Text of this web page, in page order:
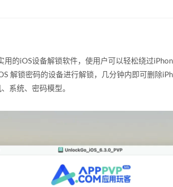
用的iOS设备解锁软件，使用户可以轻松绕过
解锁密码的设备进行解锁，几分钟内即可删除
系统、密码模型。